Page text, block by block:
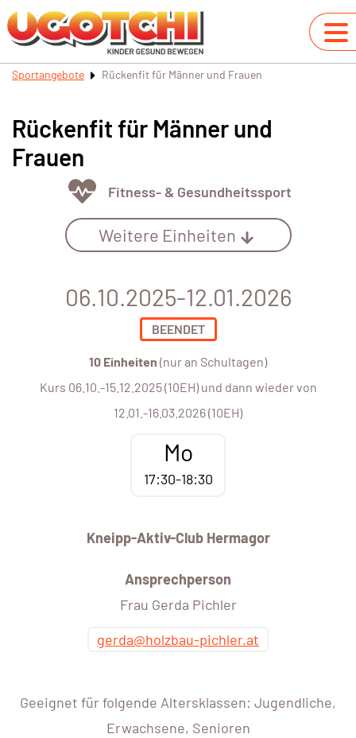
Sportangebote Rückenfit für Männer und Frauen
Rückenfit für Männer und
Frauen
Fitness- & Gesundheitssport
Weitere Einheiten
06.10.2025-12.01.2026
BEENDET
10 Einheiten (nur an Schultagen)
Kurs 06.10.-15.12.2025 (10EH) und dann wieder von
12.01.-16.03.2026 (10EH)
Mo
17:30-18:30
Kneipp-Aktiv-Club Hermagor
Ansprechperson
Frau Gerda Pichler
gerda@holzbau-pichler.at
Geeignet für folgende Altersklassen: Jugendliche,
Erwachsene, Senioren